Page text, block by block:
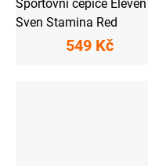
Sportovní čepice Eleven
Sven Stamina Red
549 Kč